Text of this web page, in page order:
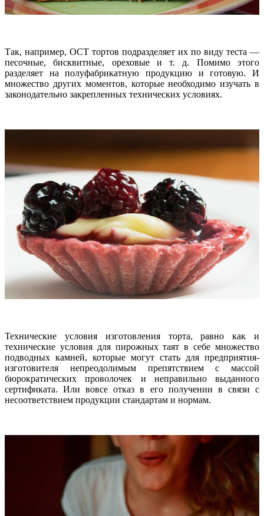
Так, например, ОСТ тортов подразделяет их по виду теста —
песочные, бисквитные, ореховые и т. д. Помимо этого
разделяет на полуфабрикатную продукцию и готовую. И
множество других моментов, которые необходимо изучать в
законодательно закрепленных технических условиях.
Технические условия изготовления торта, равно как и
технические условия для пирожных таят в себе множество
подводных камней, которые могут стать для предприятия-
изготовителя непреодолимым препятствием с массой
бюрократических проволочек и неправильно выданного
сертификата. Или вовсе отказ в его получении в связи с
несоответствием продукции стандартам и нормам.